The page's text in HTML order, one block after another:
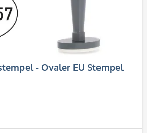
- Ovaler EU Stempel